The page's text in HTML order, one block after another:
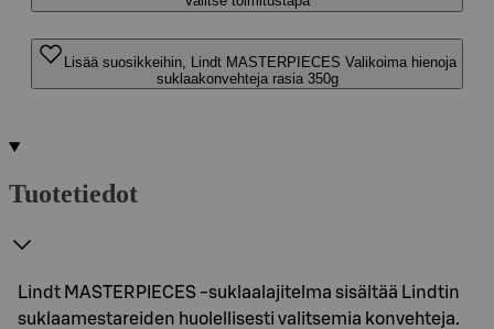
Lisää suosikkeihin, Lindt MASTERPIECES Valikoima hienoja
suklaakonvehteja rasia 350g
Tuotetiedot
Lindt MASTERPIECES -suklaalajitelma sisältää Lindtin
suklaamestareiden huolellisesti valitsemia konvehteja.